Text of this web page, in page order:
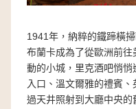
1941年，納粹的鐵蹄橫
布蘭卡成為了從歐洲前
動的小城，里克酒吧悄
入口、溫文爾雅的禮賓
過天井照射到大廳中央